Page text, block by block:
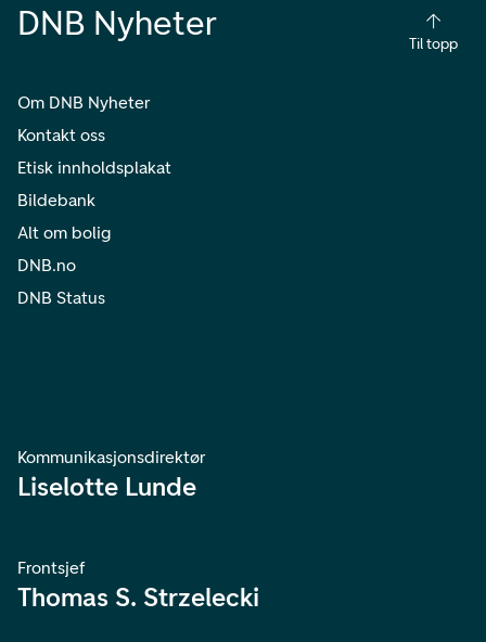
DNB Nyheter
Til topp
Om DNB Nyheter
Kontakt oss
Etisk innholdsplakat
Bildebank
Alt om bolig
DNB.no
DNB Status
Kommunikasjonsdirektør
Liselotte Lunde
Frontsjef
Thomas S. Strzelecki